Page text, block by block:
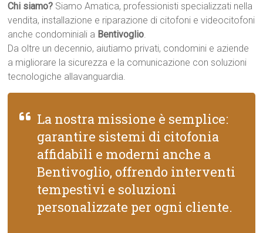
Chi siamo? Siamo Amatica, professionisti specializzati nella
vendita, installazione e riparazione di citofoni e videocitofoni
anche condominiali a Bentivoglio.
Da oltre un decennio, aiutiamo privati, condomini e aziende
a migliorare la sicurezza e la comunicazione con soluzioni
tecnologiche allavanguardia.
La nostra missione è semplice:
garantire sistemi di citofonia
affidabili e moderni anche a
Bentivoglio, offrendo interventi
tempestivi e soluzioni
personalizzate per ogni cliente.